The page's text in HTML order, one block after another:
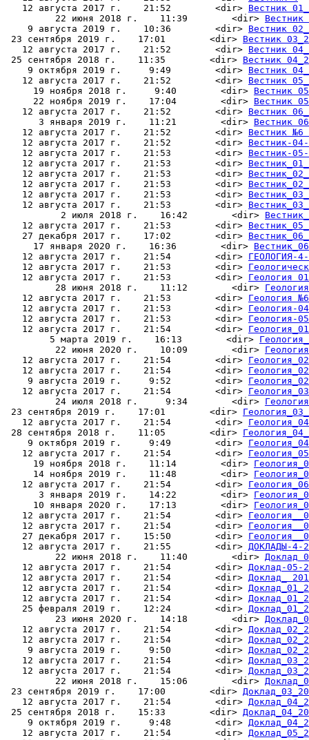
   12 августа 2017 г.    21:52        <dir>
Вестник
         22 июня 2018 г.    11:39        <dir>
Вестник
    9 августа 2019 г.    10:36        <dir>
Вестник
23 сентября 2019 г.    17:01        <dir> Вестник
   12 августа 2017 г.    21:52        <dir>
Вестник
25 сентября 2018 г.    11:35        <dir> Вестник
    9 октября 2019 г.     9:49        <dir>
Вестник
   12 августа 2017 г.    21:52        <dir>
Вестник
     19 ноября 2018 г.     9:40        <dir>
Вестник
     22 ноября 2019 г.    17:04        <dir>
Вестник
   12 августа 2017 г.    21:52        <dir>
Вестник
      3 января 2019 г.    11:21        <dir>
Вестник
   12 августа 2017 г.    21:52        <dir>
Вестник №6
   12 августа 2017 г.    21:52        <dir>
Вестник-
   12 августа 2017 г.    21:53        <dir>
Вестник-
   12 августа 2017 г.    21:53        <dir>
   12 августа 2017 г.    21:53        <dir>
   12 августа 2017 г.    21:53        <dir>
   12 августа 2017 г.    21:53        <dir>
   12 августа 2017 г.    21:53        <dir>
          2 июля 2018 г.    16:42        <dir>
   12 августа 2017 г.    21:53        <dir>
   27 декабря 2017 г.    17:02        <dir>
     17 января 2020 г.    16:36        <dir>
   12 августа 2017 г.    21:54        <dir>
ГЕОЛОГИЯ-
   12 августа 2017 г.    21:53        <dir>
   12 августа 2017 г.    21:53        <dir>
Геология
         28 июня 2018 г.    11:12        <dir>
   12 августа 2017 г.    21:53        <dir>
Геология
   12 августа 2017 г.    21:53        <dir>
Геология-
   12 августа 2017 г.    21:53        <dir>
Геология-
   12 августа 2017 г.    21:54        <dir>
        5 марта 2019 г.    16:13        <dir>
         22 июня 2020 г.    10:09        <dir>
   12 августа 2017 г.    21:54        <dir>
   12 августа 2017 г.    21:54        <dir>
    9 августа 2019 г.     9:52        <dir>
   12 августа 2017 г.    21:54        <dir>
         24 июля 2018 г.     9:34        <dir>
23 сентября 2019 г.    17:01        <dir>
   12 августа 2017 г.    21:54        <dir>
28 сентября 2018 г.    11:05        <dir>
    9 октября 2019 г.     9:49        <dir>
   12 августа 2017 г.    21:54        <dir>
     19 ноября 2018 г.    11:14        <dir>
     14 ноября 2019 г.    11:48        <dir>
   12 августа 2017 г.    21:54        <dir>
      3 января 2019 г.    14:22        <dir>
     10 января 2020 г.    17:13        <dir>
   12 августа 2017 г.    21:54        <dir>
   12 августа 2017 г.    21:54        <dir>
   27 декабря 2017 г.    15:50        <dir>
   12 августа 2017 г.    21:55        <dir>
ДОКЛАДЫ-4-
         22 июня 2018 г.    11:40        <dir>
Доклад
   12 августа 2017 г.    21:54        <dir>
Доклад-05-
   12 августа 2017 г.    21:54        <dir>
Доклад_
   12 августа 2017 г.    21:54        <dir>
   12 августа 2017 г.    21:54        <dir>
   25 февраля 2019 г.    12:24        <dir>
         23 июня 2020 г.    14:18        <dir>
   12 августа 2017 г.    21:54        <dir>
   12 августа 2017 г.    21:54        <dir>
    9 августа 2019 г.     9:50        <dir>
   12 августа 2017 г.    21:54        <dir>
   12 августа 2017 г.    21:54        <dir>
         22 июня 2018 г.    15:06        <dir>
23 сентября 2019 г.    17:00        <dir>
   12 августа 2017 г.    21:54        <dir>
25 сентября 2018 г.    15:33        <dir>
    9 октября 2019 г.     9:48        <dir>
   12 августа 2017 г.    21:54        <dir>